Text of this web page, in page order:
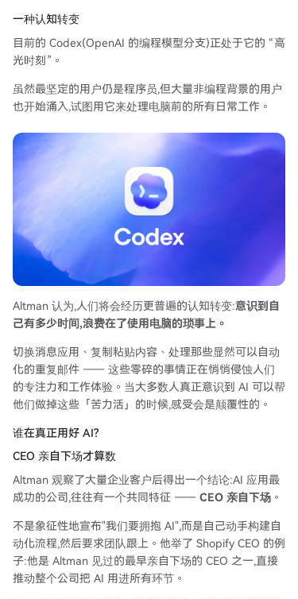
一种认知转变
目前的 Codex(OpenAI 的编程模型分支)正处于它的 “高
光时刻”。
虽然最坚定的用户仍是程序员,但大量非编程背景的用户
也开始涌入,试图用它来处理电脑前的所有日常工作。
Altman 认为,人们将会经历更普遍的认知转变:意识到自
己有多少时间,浪费在了使用电脑的琐事上。
切换消息应用、复制粘贴内容、处理那些显然可以自动
化的重复邮件 —— 这些零碎的事情正在悄悄侵蚀人们
的专注力和工作体验。当大多数人真正意识到 AI 可以帮
他们做掉这些「苦力活」的时候,感受会是颠覆性的。
谁在真正用好 AI?
CEO 亲自下场才算数
Altman 观察了大量企业客户后得出一个结论:AI 应用最
成功的公司,往往有一个共同特征 —— CEO 亲自下场 。
不是象征性地宣布"我们要拥抱 AI",而是自己动手构建自
动化流程,然后要求团队跟上。他举了 Shopify CEO 的例
子:他是 Altman 见过的最早亲自下场的 CEO 之一,直接
推动整个公司把 AI 用进所有环节。